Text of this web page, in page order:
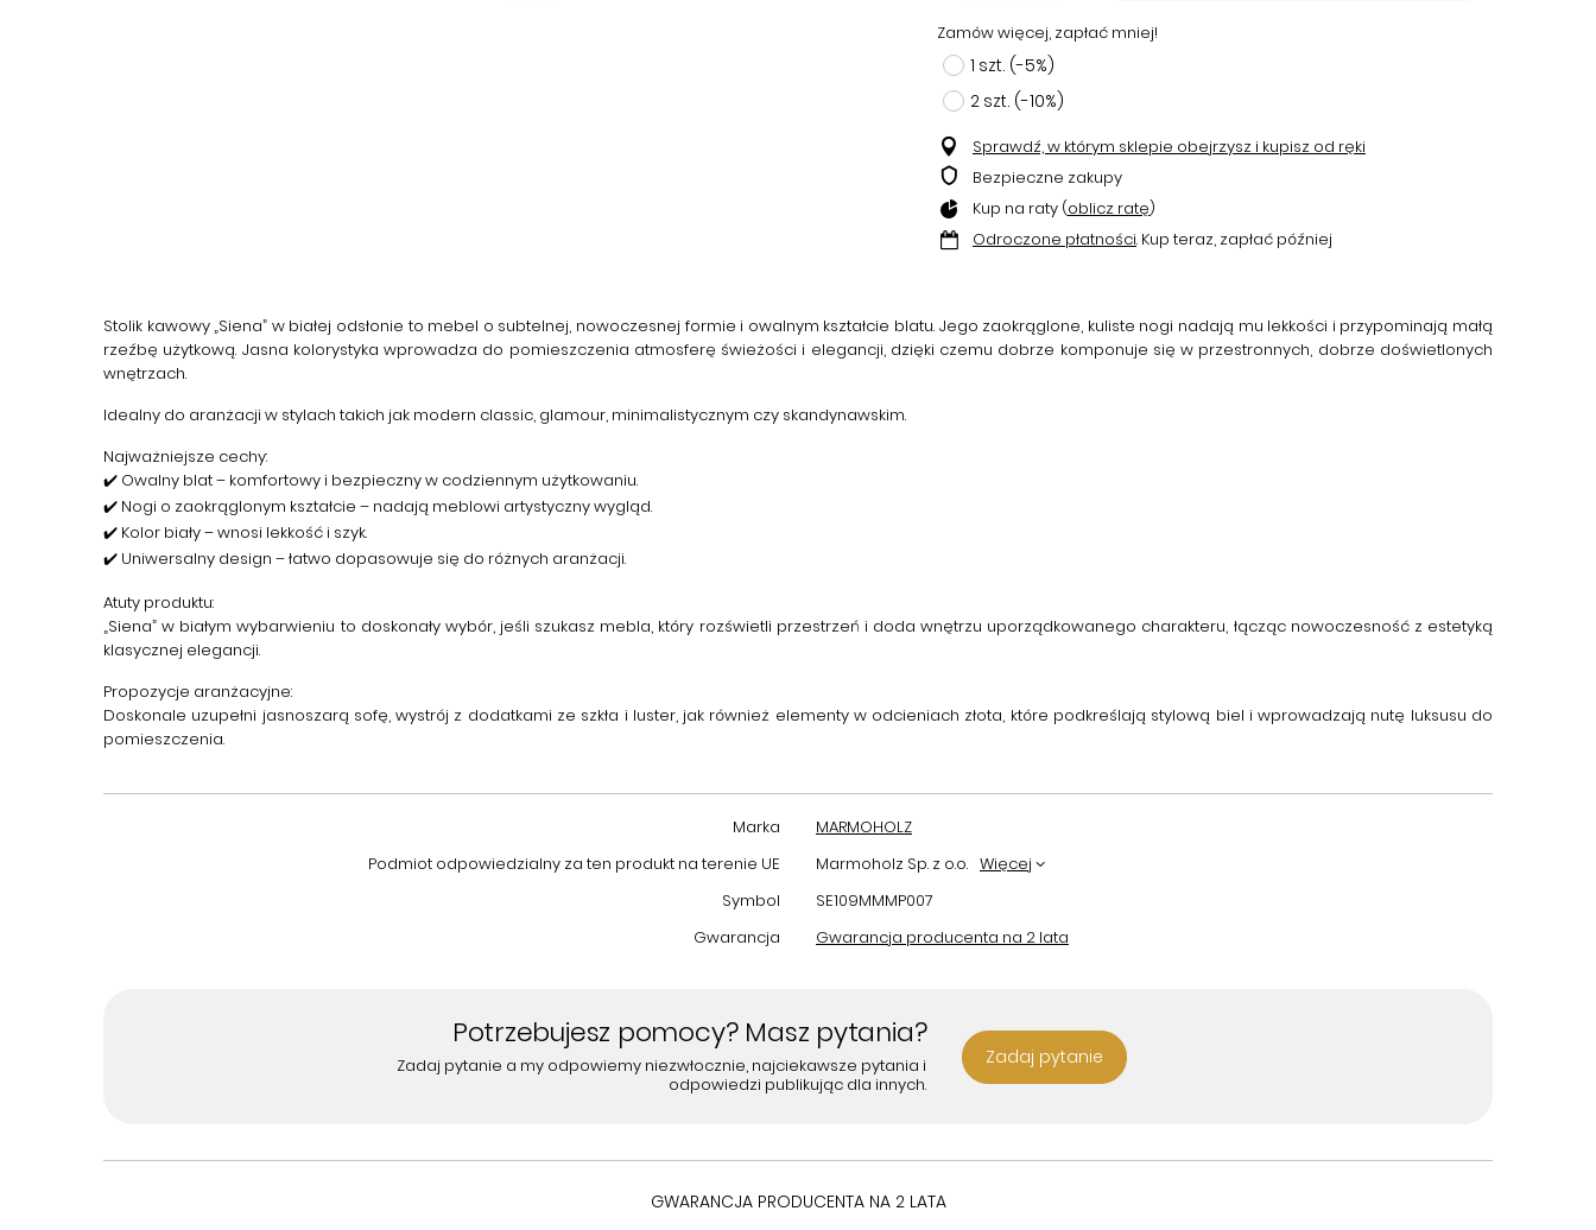
Zamów więcej, zapłać mniej!
1 szt. (-5%)
2 szt. (-10%)
Sprawdź, w którym sklepie obejrzysz i kupisz od ręki
Bezpieczne zakupy
Kup na raty (oblicz ratę)
Odroczone płatności. Kup teraz, zapłać później
Stolik kawowy „Siena” w białej odsłonie to mebel o subtelnej, nowoczesnej formie i owalnym kształcie blatu. Jego zaokrąglone, kuliste nogi nadają mu lekkości i przypominają małą
rzeźbę użytkową. Jasna kolorystyka wprowadza do pomieszczenia atmosferę świeżości i elegancji, dzięki czemu dobrze komponuje się w przestronnych, dobrze doświetlonych
wnętrzach.
Idealny do aranżacji w stylach takich jak modern classic, glamour, minimalistycznym czy skandynawskim.
Najważniejsze cechy:
✔️ Owalny blat – komfortowy i bezpieczny w codziennym użytkowaniu.
✔️ Nogi o zaokrąglonym kształcie – nadają meblowi artystyczny wygląd.
✔️ Kolor biały – wnosi lekkość i szyk.
✔️ Uniwersalny design – łatwo dopasowuje się do różnych aranżacji.
Atuty produktu:
„Siena” w białym wybarwieniu to doskonały wybór, jeśli szukasz mebla, który rozświetli przestrzeń i doda wnętrzu uporządkowanego charakteru, łącząc nowoczesność z estetyką
klasycznej elegancji.
Propozycje aranżacyjne:
Doskonale uzupełni jasnoszarą sofę, wystrój z dodatkami ze szkła i luster, jak również elementy w odcieniach złota, które podkreślają stylową biel i wprowadzają nutę luksusu do
pomieszczenia.
Marka
MARMOHOLZ
Podmiot odpowiedzialny za ten produkt na terenie UE
Marmoholz Sp. z o.o. Więcej
Symbol
SE109MMMP007
Gwarancja
Gwarancja producenta na 2 lata
Potrzebujesz pomocy? Masz pytania?
Zadaj pytanie a my odpowiemy niezwłocznie, najciekawsze pytania i
odpowiedzi publikując dla innych.
Zadaj pytanie
GWARANCJA PRODUCENTA NA 2 LATA